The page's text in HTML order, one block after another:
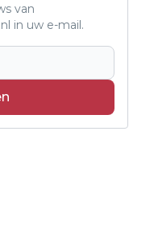
van
in uw e-mail.